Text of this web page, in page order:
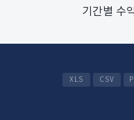
기간별 수
XLS CSV